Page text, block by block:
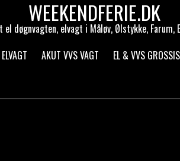
WEEKENDFERIE.DK
el døgnvagten, elvagt i Måløv, Ølstykke, Farum,
AKUT VVS VAGT EL & VVS